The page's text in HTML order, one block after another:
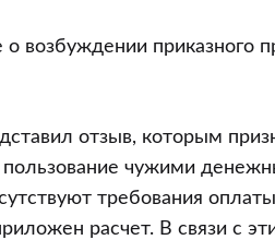
возбуждении приказного
отзыв, которым
пользование чужими
требования
расчет. В связи с